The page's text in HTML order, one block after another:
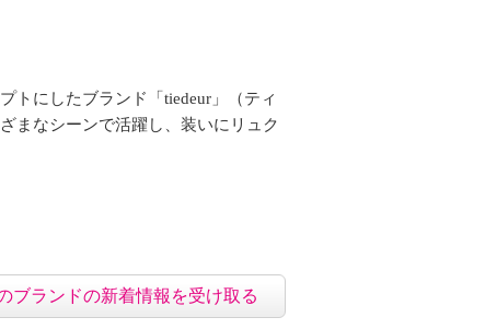
トにしたブランド「tiedeur」（ティ
まなシーンで活躍し、装いにリュク
ブランドの新着情報を受け取る